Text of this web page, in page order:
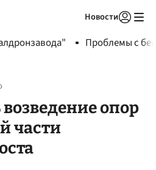
Новости
Проблемы с
опор
части